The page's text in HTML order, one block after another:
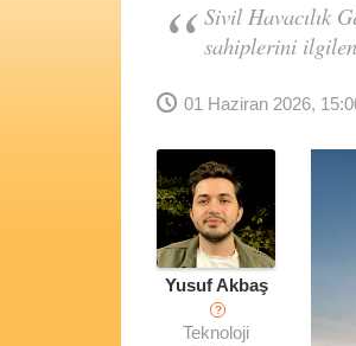
Sivil Havacılık
sahiplerini
01 Haziran 2026,
Yusuf Akbaş
?
Teknoloji